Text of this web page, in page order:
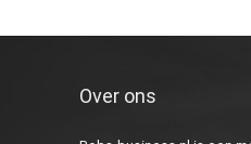
Over ons